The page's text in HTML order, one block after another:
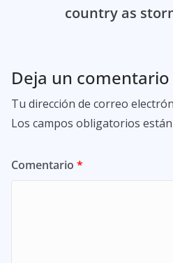
country as
Deja un comentario
Tu dirección de correo
Los campos obligatorios
Comentario *